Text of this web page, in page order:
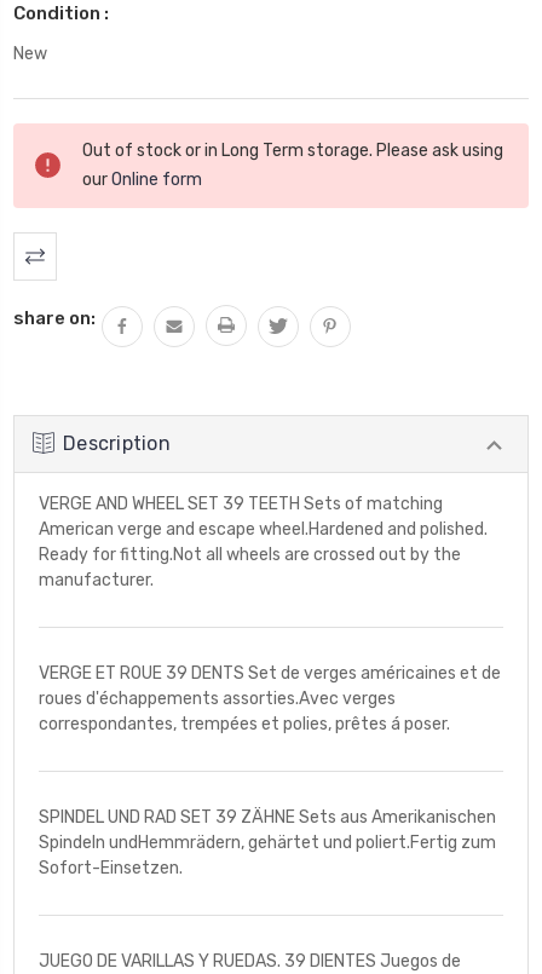
Condition :
New
actuel
Out of stock or in Long Term storage. Please ask using
ourOnline form
share on:
Description
VERGE AND WHEEL SET 39 TEETH Sets of matching
American verge and escape wheel.Hardened and polished.
Ready for fitting.Not all wheels are crossed out by the
manufacturer.
VERGE ET ROUE 39 DENTS Set de verges américaines et de
roues d'échappements assorties.Avec verges
correspondantes, trempées et polies, prêtes á poser.
SPINDEL UND RAD SET 39 ZÄHNE Sets aus Amerikanischen
Spindeln undHemmrädern, gehärtet und poliert.Fertig zum
Sofort-Einsetzen.
JUEGO DE VARILLAS Y RUEDAS. 39 DIENTES Juegos de